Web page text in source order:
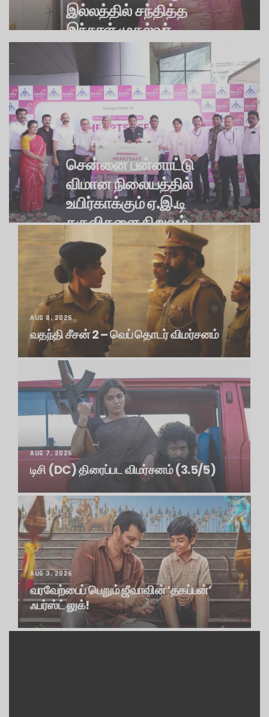
இல்லத்தில் சந்தித்த
இந்நாள் முதல்வர்
விஜய்..!
BYG TAMIL NEWS 147 VIEWS
சமுதாயம்
AUG 5, 2026
சென்னை பன்னாட்டு
விமான நிலையத்தில்
உயிர்காக்கும் ஏ.இ.டி
கருவிகளை நிறுவும்
காவேரி
மருத்துவமனை..!
BY G TAMIL NEWS 34 VIEWS
AUG 8, 2026
வதந்தி சீசன் 2 – வெப் தொடர் விமர்சனம்
திரைப்படம்
AUG 7, 2026
டிசி (DC) திரைப்பட விமர்சனம் (3.5/5)
AUG 3, 2026
வரவேற்பைப் பெறும் ஜீவாவின் ‘தகப்பன்’
ஃபர்ஸ்ட் லுக்!